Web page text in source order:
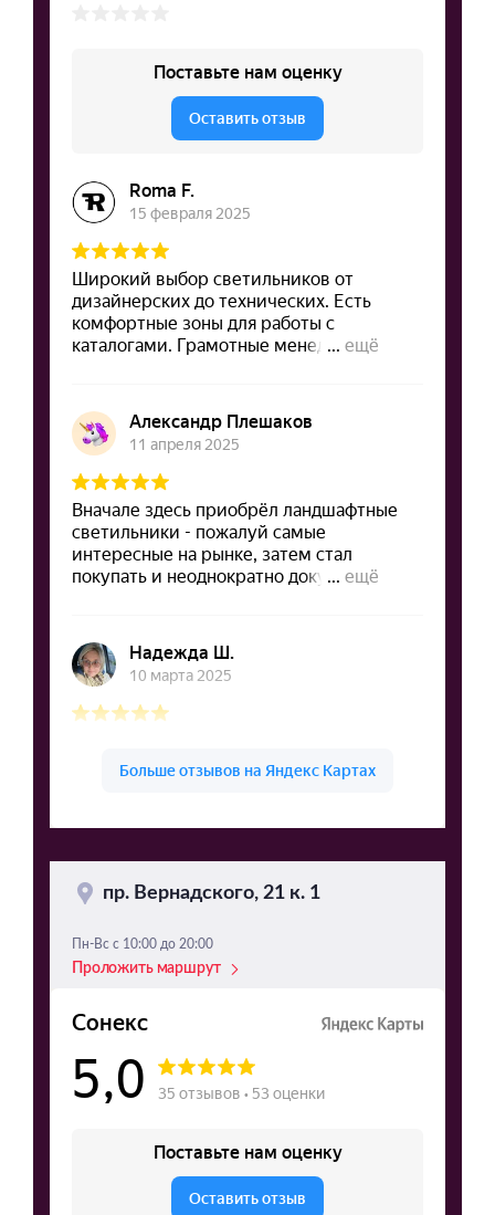
пр. Вернадского, 21 к. 1
Пн-Вс с 10:00 до 20:00
Проложить маршрут